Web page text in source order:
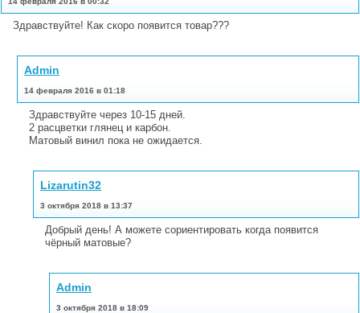
Здравствуйте! Как скоро появится товар???
Admin
14 февраля 2016 в 01:18
Здравствуйте через 10-15 дней.
2 расцветки глянец и карбон.
Матовый винил пока не ожидается.
Lizarutin32
3 октября 2018 в 13:37
Добрый день! А можете сориентировать когда появится
чёрный матовые?
Admin
3 октября 2018 в 18:09